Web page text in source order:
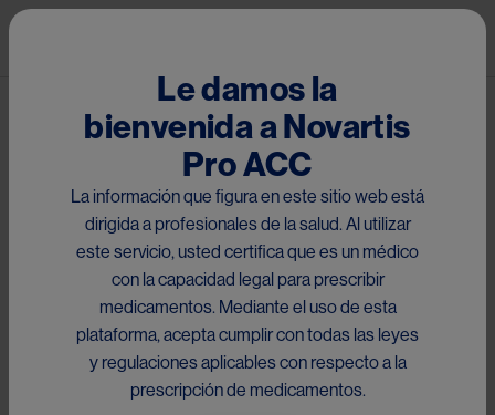
Pasar al contenido principal
Letrozol®
El presente sitio está dirigido a médicos con matrícula
habilitante dentro de la Región de Centro América y el
Caribe, Perú y Ecuador, que acceden a la información
a través del scan del código QR impreso en
el material y/o link proporcionado. Por favor seleccione el
país respectivo para su consulta:
This site is directed to doctors with qualifying registration
within the Central America and the Caribbean, Peru and
Ecuador Region who access information
Le damos la
bienvenida a Novartis
Pro ACC
La información que figura en este sitio web está
dirigida a profesionales de la salud. Al utilizar
este servicio, usted certifica que es un médico
con la capacidad legal para prescribir
medicamentos. Mediante el uso de esta
plataforma, acepta cumplir con todas las leyes
y regulaciones aplicables con respecto a la
prescripción de medicamentos.